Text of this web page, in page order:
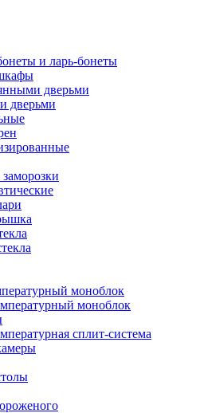
и ларь-бонеты
дверьми
дверьми
моноблок
моноблок
сплит-система